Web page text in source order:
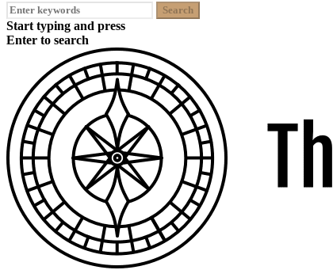
Search
for:
Start typing and press
Enter to search
content